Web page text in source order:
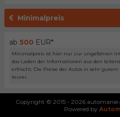
Minimalpreis
ab 500 EUR*
Minimalpreis ist hier nur zur ungefähren
das Laden der Informationen aus den
erfrischt. Die Preise der Autos in sehr gutem
teurer.
Copyright © 2015 - 2026
Powered by